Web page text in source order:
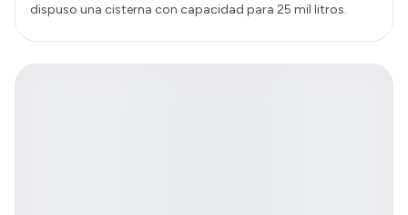
dispuso una cisterna con capacidad para 25 mil litros.